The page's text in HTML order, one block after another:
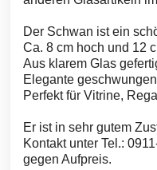
Der Schwan ist ein
Ca. 8 cm hoch und 12
Aus klarem Glas
Elegante
Perfekt für Vitrine,
Er ist in sehr gutem
Kontakt unter Tel.:
gegen Aufpreis.